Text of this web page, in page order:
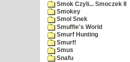
Smok Czyli... Smoczek II
Smokey
Smol Snek
Smuffie's World
Smurf Hunting
Smurf!
Smus
Snafu